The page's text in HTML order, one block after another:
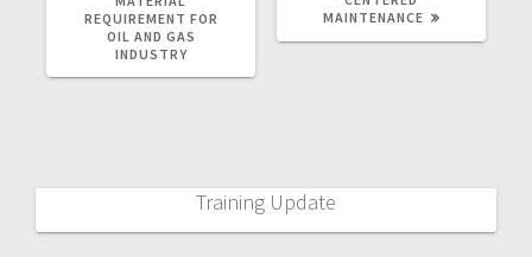
REQUIREMENT FOR
OIL AND GAS
INDUSTRY
MAINTENANCE
Training Update